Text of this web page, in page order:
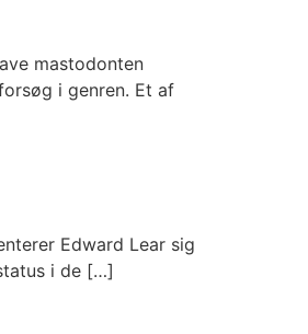
mastodonten
i genren. Et af
Edward Lear sig
i de […]